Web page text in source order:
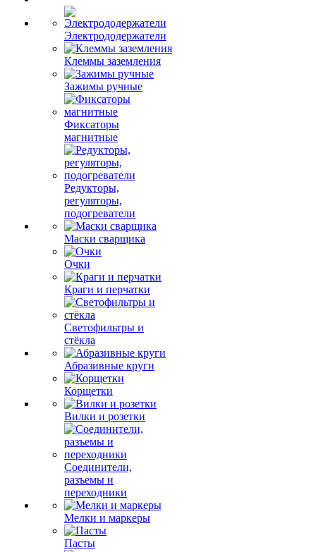
Электрододержатели
Клеммы заземления
Зажимы ручные
Фиксаторы
магнитные
Редукторы,
регуляторы,
подогреватели
Маски сварщика
Очки
Краги и перчатки
Светофильтры и
стёкла
Абразивные круги
Корщетки
Вилки и розетки
Соединители,
разъемы и
переходники
Мелки и маркеры
Пасты